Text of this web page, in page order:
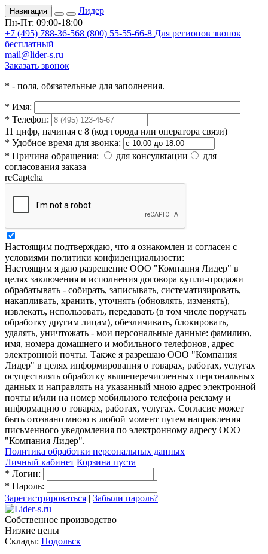
Навигация
Лидер
Пн-Пт: 09:00-18:00
+7 (495) 788-36-568 (800) 55-55-66-8 Для регионов звонок
бесплатный
mail@lider-s.ru
Заказать звонок
* - поля, обязательные для заполнения.
* Имя:
* Телефон:
11 цифр, начиная с 8 (код города или оператора связи)
* Удобное время для звонка:
* Причина обращения: для консультации
для
согласования заказа
reCaptcha
Настоящим подтверждаю, что я ознакомлен и согласен с
условиями политики конфиденциальности:
Настоящим я даю разрешение ООО "Компания Лидер" в
целях заключения и исполнения договора купли-продажи
обрабатывать - собирать, записывать, систематизировать,
накапливать, хранить, уточнять (обновлять, изменять),
извлекать, использовать, передавать (в том числе поручать
обработку другим лицам), обезличивать, блокировать,
удалять, уничтожать - мои персональные данные: фамилию,
имя, номера домашнего и мобильного телефонов, адрес
электронной почты. Также я разрешаю ООО "Компания
Лидер" в целях информирования о товарах, работах, услугах
осуществлять обработку вышеперечисленных персональных
данных и направлять на указанный мною адрес электронной
почты и/или на номер мобильного телефона рекламу и
информацию о товарах, работах, услугах. Согласие может
быть отозвано мною в любой момент путем направления
письменного уведомления по электронному адресу ООО
"Компания Лидер".
Политика обработки персональных данных
Личный кабинет Корзина пуста
* Логин:
* Пароль:
Зарегистрироваться | Забыли пароль?
Собственное производство
Низкие цены
Склады: Подольск